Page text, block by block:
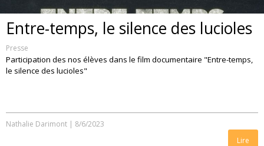
Entre-temps, le silence des lucioles
Presse
Participation des nos élèves dans le film documentaire "Entre-temps,
le silence des lucioles"
Nathalie Darimont | 8/6/2023
Lire